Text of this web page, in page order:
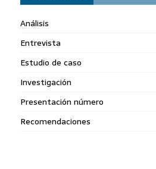
Análisis
Entrevista
Estudio de caso
Investigación
Presentación número
Recomendaciones